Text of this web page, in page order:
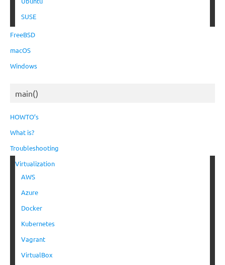
SUSE
FreeBSD
macOS
Windows
main()
HOWTO’s
What is?
Troubleshooting
Virtualization
AWS
Azure
Docker
Kubernetes
Vagrant
VirtualBox